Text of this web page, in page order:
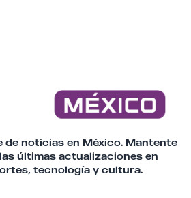
de noticias en México. Mantente
últimas actualizaciones en
tecnología y cultura.